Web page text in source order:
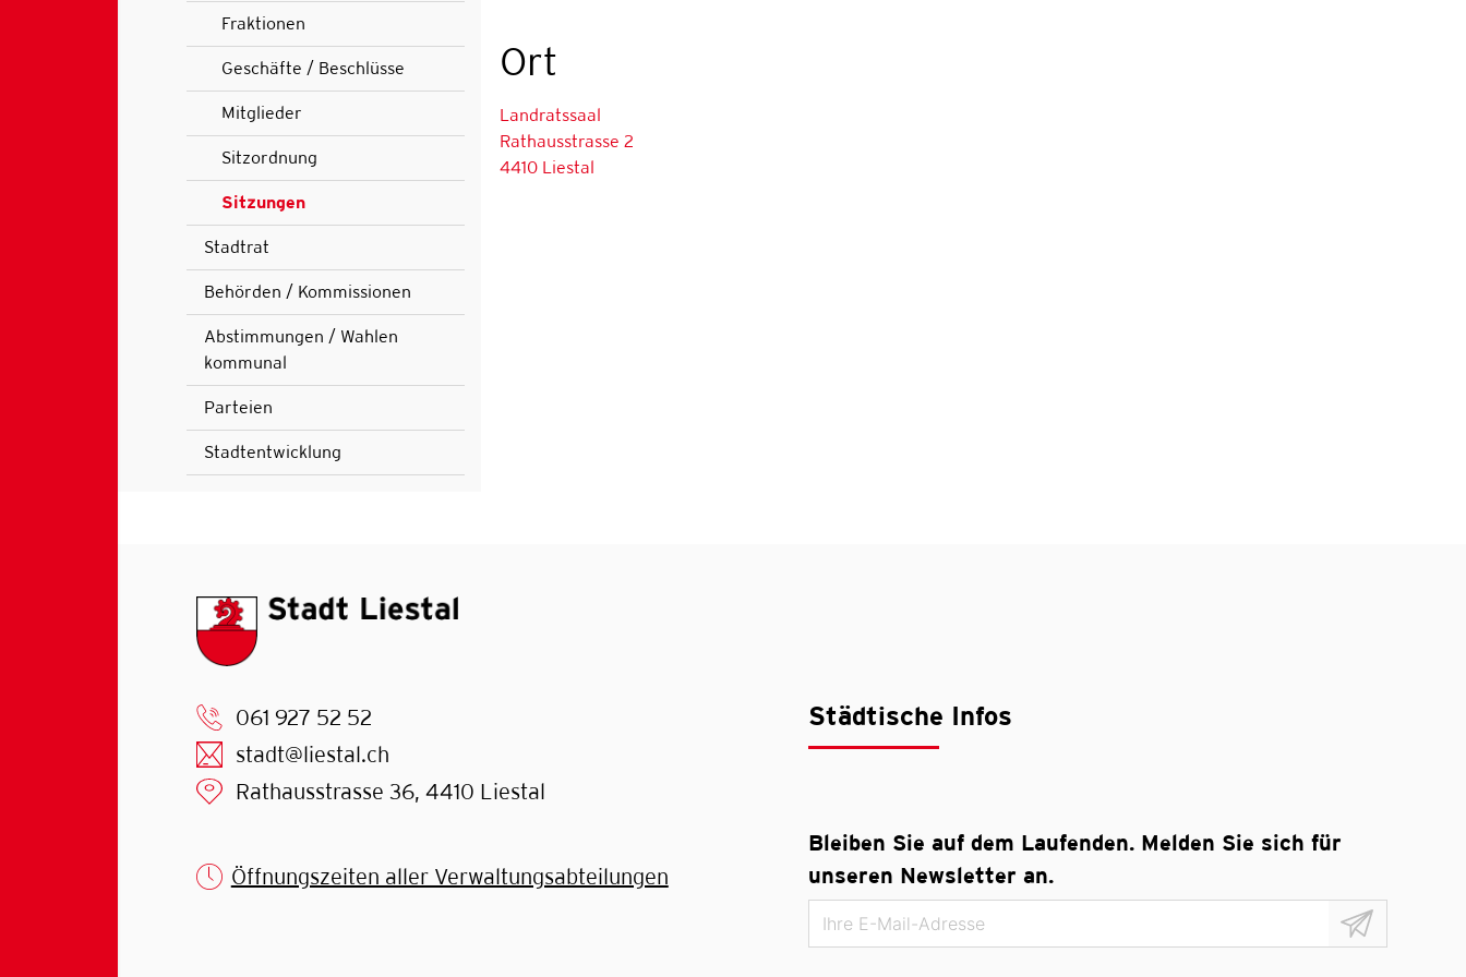
Fraktionen
Geschäfte / Beschlüsse
Mitglieder
Sitzordnung
Sitzungen
(ausgewählt)
Stadtrat
Behörden / Kommissionen
Abstimmungen / Wahlen
kommunal
Parteien
Stadtentwicklung
Ort
Landratssaal
Rathausstrasse 2
4410 Liestal
061 927 52 52
stadt@liestal.ch
Rathausstrasse 36, 4410 Liestal
Öffnungszeiten aller Verwaltungsabteilungen
Städtische Infos
Bleiben Sie auf dem Laufenden. Melden Sie sich für
unseren Newsletter an.